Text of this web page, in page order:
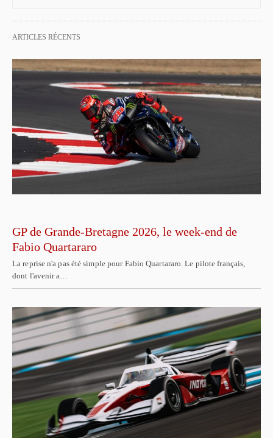
ARTICLES RÉCENTS
GP de Grande-Bretagne 2026, le week-end de
Fabio Quartararo
La reprise n'a pas été simple pour Fabio Quartararo. Le pilote français,
dont l'avenir a…